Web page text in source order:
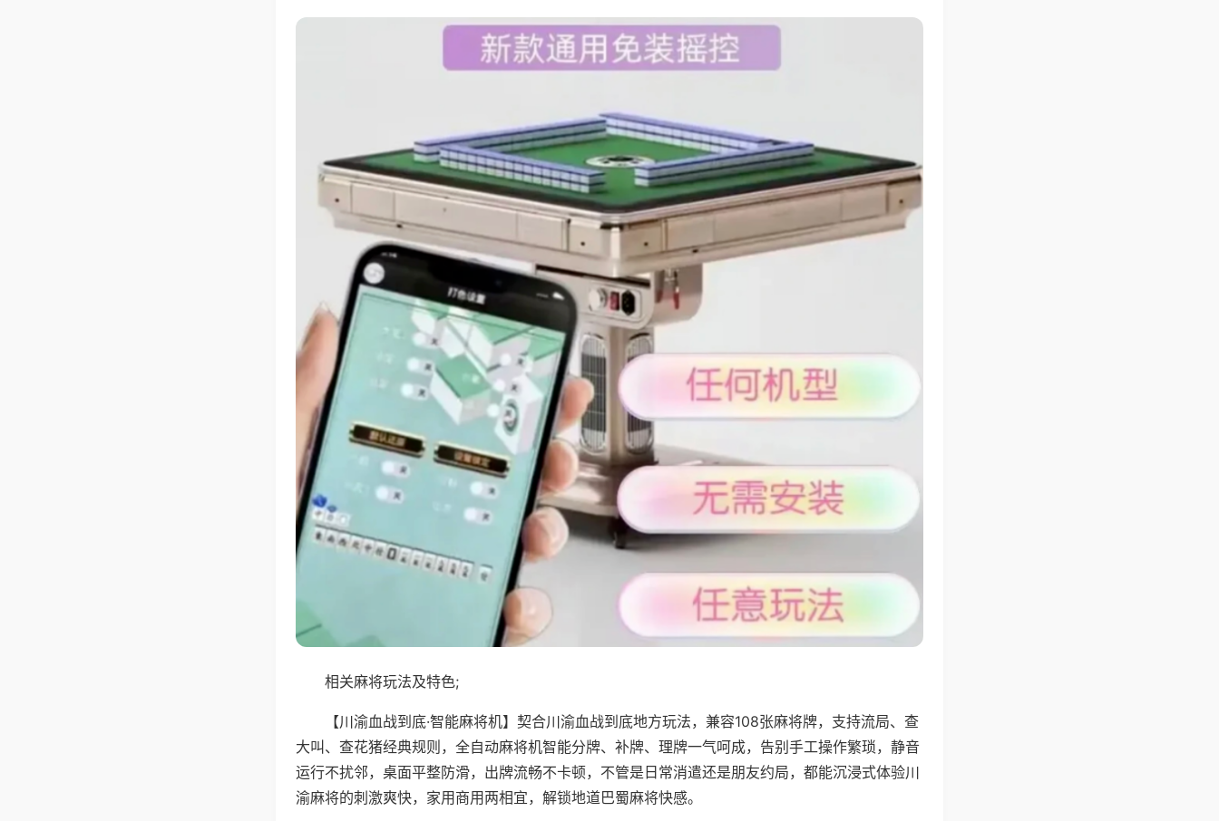
相关麻将玩法及特色;
【川渝血战到底·智能麻将机】契合川渝血战到底地方玩法，兼容108张麻将牌，支持流局、查
大叫、查花猪经典规则，全自动麻将机智能分牌、补牌、理牌一气呵成，告别手工操作繁琐，静音
运行不扰邻，桌面平整防滑，出牌流畅不卡顿，不管是日常消遣还是朋友约局，都能沉浸式体验川
渝麻将的刺激爽快，家用商用两相宜，解锁地道巴蜀麻将快感。